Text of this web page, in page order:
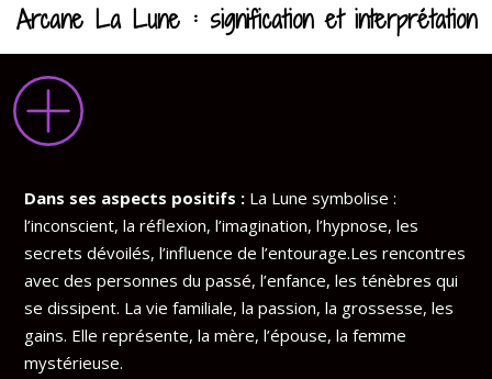
Arcane La Lune : signification et interprétation
Dans ses aspects positifs : La Lune symbolise :
l’inconscient, la réflexion, l’imagination, l’hypnose, les
secrets dévoilés, l’influence de l’entourage.Les rencontres
avec des personnes du passé, l’enfance, les ténèbres qui
se dissipent. La vie familiale, la passion, la grossesse, les
gains. Elle représente, la mère, l’épouse, la femme
mystérieuse.